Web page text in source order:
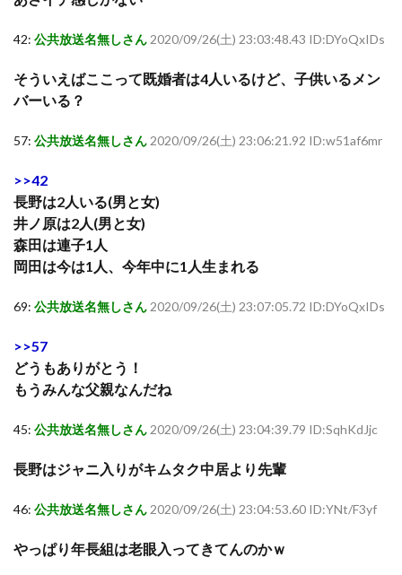
42: 公共放送名無しさん2020/09/26(土) 23:03:48.43 ID:DYoQxIDs
そういえばここって既婚者は4人いるけど、子供いるメン
バーいる？
57: 公共放送名無しさん2020/09/26(土) 23:06:21.92 ID:w51af6mr
>>42
長野は2人いる(男と女)
井ノ原は2人(男と女)
森田は連子1人
岡田は今は1人、今年中に1人生まれる
69: 公共放送名無しさん2020/09/26(土) 23:07:05.72 ID:DYoQxIDs
>>57
どうもありがとう！
もうみんな父親なんだね
45: 公共放送名無しさん2020/09/26(土) 23:04:39.79 ID:SqhKdJjc
長野はジャニ入りがキムタク中居より先輩
46: 公共放送名無しさん2020/09/26(土) 23:04:53.60 ID:YNt/F3yf
やっぱり年長組は老眼入ってきてんのかｗ